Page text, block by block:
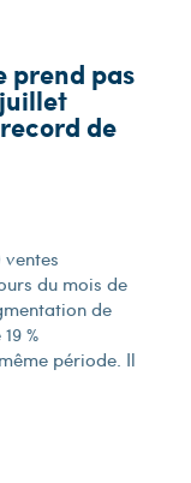
prend pas
de
ventes
du mois de
de
%
période. Il